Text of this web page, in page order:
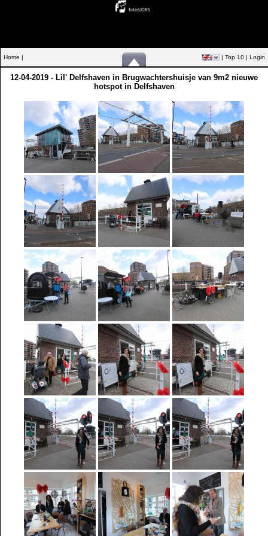
Home | | Top 10 | Login
12-04-2019 - Lil' Delfshaven in Brugwachtershuisje van 9m2 nieuwe
hotspot in Delfshaven